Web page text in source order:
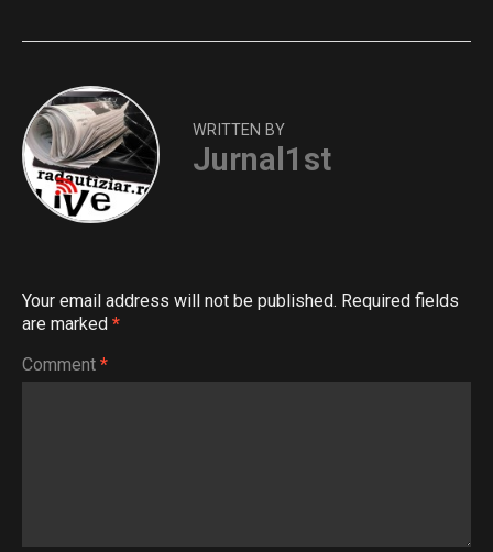
WRITTEN BY
Jurnal1st
Your email address will not be published. Required fields
are marked *
Comment *